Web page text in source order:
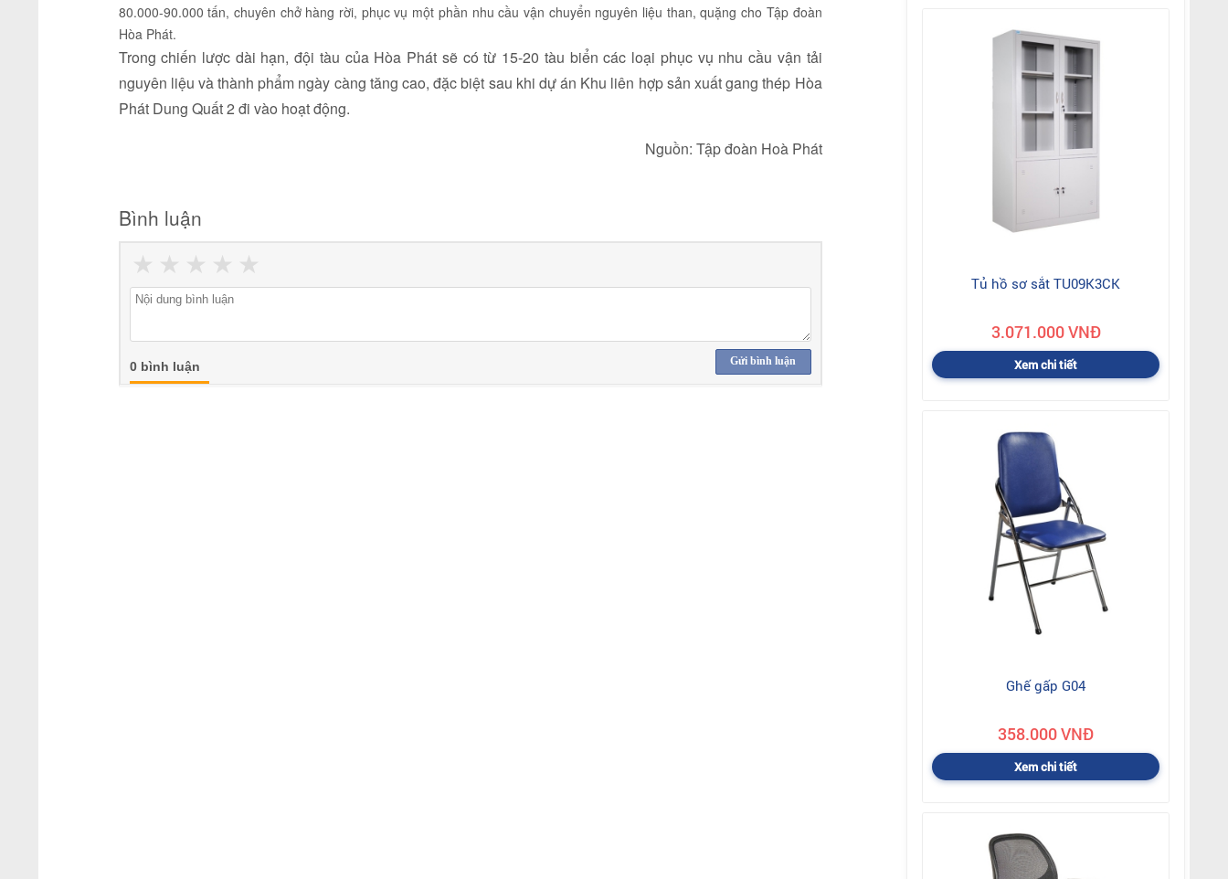
80.000-90.000 tấn, chuyên chở hàng rời, phục vụ một phần nhu cầu vận chuyển nguyên liệu than, quặng cho Tập đoàn
Hòa Phát.
Trong chiến lược dài hạn, đội tàu của Hòa Phát sẽ có từ 15-20 tàu biển các loại phục vụ nhu cầu vận tải
nguyên liệu và thành phẩm ngày càng tăng cao, đặc biệt sau khi dự án Khu liên hợp sản xuất gang thép Hòa
Phát Dung Quất 2 đi vào hoạt động.
Nguồn: Tập đoàn Hoà Phát
Bình luận
★
★
★
★
★
Gửi bình luận
0 bình luận
Tủ hồ sơ sắt TU09K3CK
3.071.000 VNĐ
Xem chi tiết
Ghế gấp G04
358.000 VNĐ
Xem chi tiết